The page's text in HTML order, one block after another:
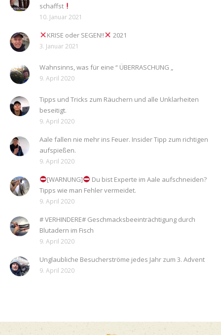
schaffst
10. Januar 2021
KRISE oder SEGEN!! 2021
3. Januar 2021
Wahnsinns, was für eine “ ÜBERRASCHUNG „
9. April 2020
Tipps und Tricks zum Räuchern und alle Unklarheiten
beseitigt.
9. April 2020
Aale fallen nie mehr ins Feuer. Insider Tipp zum richtigen
aufspießen.
9. April 2020
[WARNUNG]
Du bist Experte im Aale aufschneiden?
Tipps wie man Fehler vermeidet.
9. April 2020
# VERHINDERE# Geschmacksbeeinträchtigung durch
Blutadern im Fisch
9. April 2020
Unglaubliche Besucherströme jedes Jahr zum 3. Advent
9. April 2020